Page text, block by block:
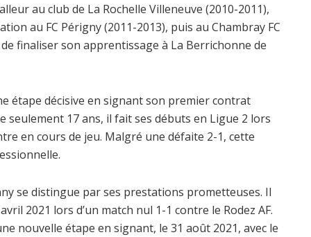
au club de La Rochelle Villeneuve (2010-2011),
au FC Périgny (2011-2013), puis au Chambray FC
finaliser son apprentissage à La Berrichonne de
étape décisive en signant son premier contrat
seulement 17 ans, il fait ses débuts en Ligue 2 lors
en cours de jeu. Malgré une défaite 2-1, cette
se distingue par ses prestations prometteuses. Il
2021 lors d’un match nul 1-1 contre le Rodez AF.
nouvelle étape en signant, le 31 août 2021, avec le